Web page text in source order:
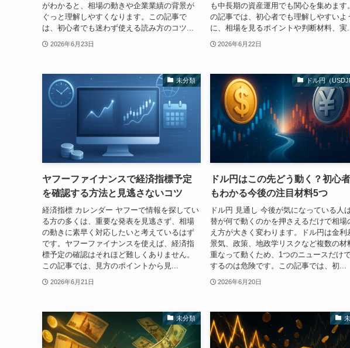
がわかると、相場の動きや企業業績の背景が
ぐっと理解しやすくなります。この記事で
は、初心者でも迷わず使える読み方のコツ...
2026年6月23日
も中長期の資産運用でも関心を集めます
の記事では、初心者でも理解しやすいよ
に、相場を見るポイントや判断材料、実...
2026年6月22日
未分類
ヤフーファイナンスで経済指標予定
を確認する方法と見逃さないコツ
経済指標 カレンダー ヤフーで情報を探してい
る方の多くは、重要な発表を見逃さず、相場
の動きに素早く対応したいと考えているはず
です。ヤフーファイナンスを使えば、経済指
標予定の確認はそれほど難しくありません。
この記事では、見方のポイントから見...
2026年6月21日
ドル円（
ドル円はこの先どう動く？初心
もわかる今後の注目材料5つ
ドル円 見通し 今後が気になっている人
替が何で動くのかを押さえるだけで相場
え方が大きく変わります。ドル円は金利
景気、政策、地政学リスクなど複数の材
重なって動くため、1つのニュースだけ
するのは危険です。この記事では、初...
2026年6月20日
未分類